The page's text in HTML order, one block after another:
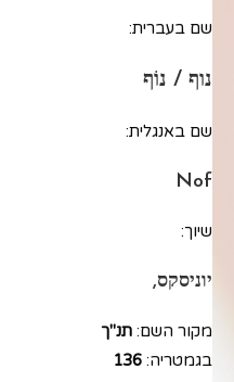
שם בעברית:
נוף / נוֹף
שם באנגלית:
Nof
שיוך:
יוניסקס,
מקור השם: תנ"ך
בגמטריה: 136